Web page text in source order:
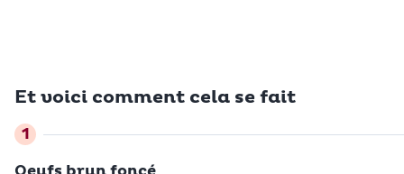
Et voici comment cela se fait